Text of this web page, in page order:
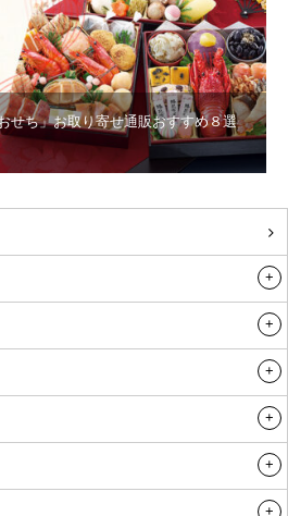
せち」お取り寄せ通販おすすめ８選